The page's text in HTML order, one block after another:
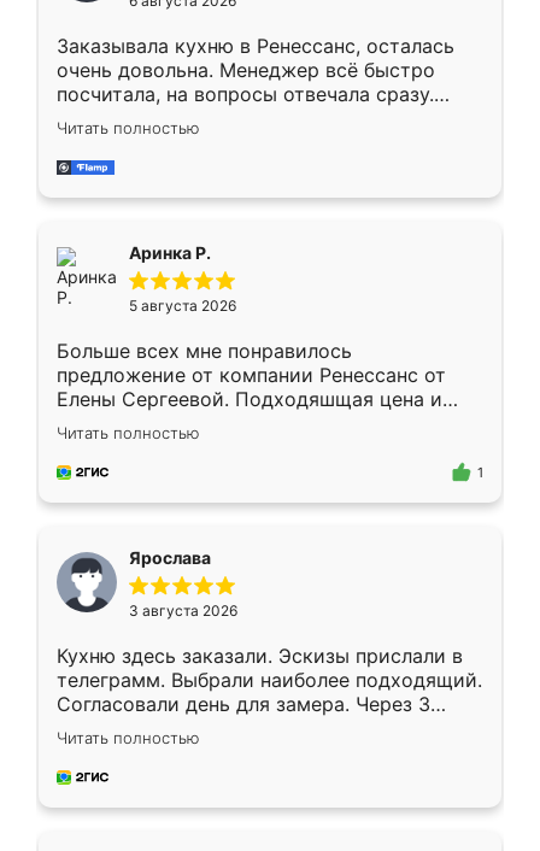
мебели буду заказывать только здесь.
Заказывала кухню в Ренессанс, осталась
очень довольна. Менеджер всё быстро
посчитала, на вопросы отвечала сразу.
Замерщик приехал в субботу, подошёл к
делу со всей ответственностью. Собрали
за день, ребята работали аккуратно, даже
Читать полностью
Аринка Р.
5 августа 2026
Больше всех мне понравилось
предложение от компании Ренессанс от
Елены Сергеевой. Подходяшщая цена и
короткие сроки изготовления. Приехавший
для замера сотрудник Владислав
предложил по моему эскизу самый
Читать полностью
1
Ярослава
3 августа 2026
Кухню здесь заказали. Эскизы прислали в
телеграмм. Выбрали наиболее подходящий.
Согласовали день для замера. Через 3
недели кухня была уже готова. Остались
довольны работой. Спасибо Ренессанс
мебель за качественную работу!
Читать полностью